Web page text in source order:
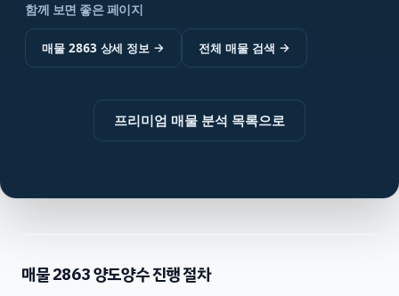
함께 보면 좋은 페이지
매물 2863 상세 정보 → 전체 매물 검색 →
프리미엄 매물 분석 목록으로
매물2863양도양수 진행 절차